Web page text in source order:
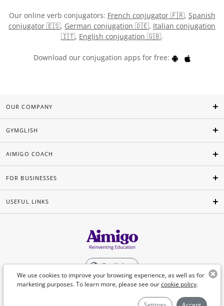
Our online verb conjugators: French conjugator 🇫🇷, Spanish
conjugator 🇪🇸, German conjugation 🇩🇪, Italian conjugation
🇮🇹, English conjugation 🇬🇧.
Download our conjugation apps for free:
We use cookies to improve your browsing experience, as well as for
marketing purposes. To learn more, please see ourcookie policy.
OUR COMPANY
GYMGLISH
AIMIGO COACH
FOR BUSINESSES
USEFUL LINKS
English
©Aimigo 2026